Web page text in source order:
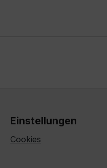
Einstellungen
Cookies